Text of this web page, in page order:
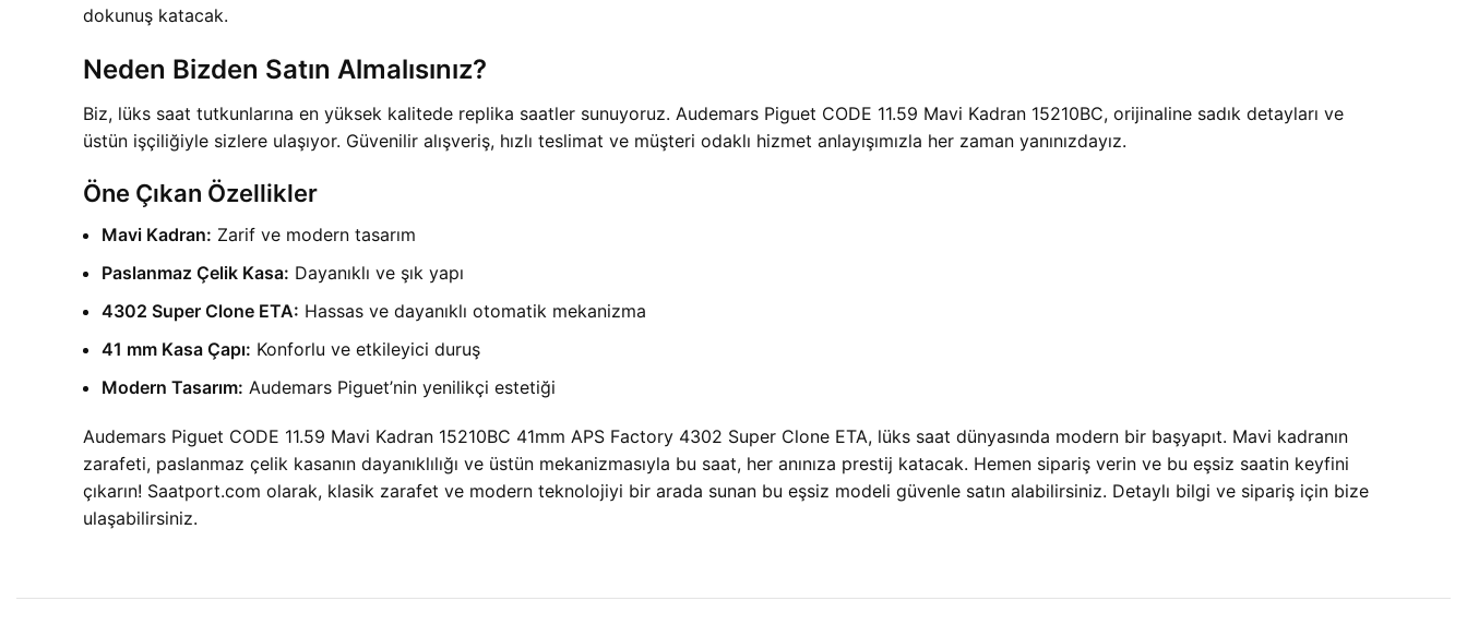
dokunuş katacak.
Neden Bizden Satın Almalısınız?
Biz, lüks saat tutkunlarına en yüksek kalitede replika saatler sunuyoruz. Audemars Piguet CODE 11.59 Mavi Kadran 15210BC, orijinaline sadık detayları ve
üstün işçiliğiyle sizlere ulaşıyor. Güvenilir alışveriş, hızlı teslimat ve müşteri odaklı hizmet anlayışımızla her zaman yanınızdayız.
Öne Çıkan Özellikler
Mavi Kadran: Zarif ve modern tasarım
Paslanmaz Çelik Kasa: Dayanıklı ve şık yapı
4302 Super Clone ETA: Hassas ve dayanıklı otomatik mekanizma
41 mm Kasa Çapı: Konforlu ve etkileyici duruş
Modern Tasarım: Audemars Piguet’nin yenilikçi estetiği
Audemars Piguet CODE 11.59 Mavi Kadran 15210BC 41mm APS Factory 4302 Super Clone ETA, lüks saat dünyasında modern bir başyapıt. Mavi kadranın
zarafeti, paslanmaz çelik kasanın dayanıklılığı ve üstün mekanizmasıyla bu saat, her anınıza prestij katacak. Hemen sipariş verin ve bu eşsiz saatin keyfini
çıkarın! Saatport.com olarak, klasik zarafet ve modern teknolojiyi bir arada sunan bu eşsiz modeli güvenle satın alabilirsiniz. Detaylı bilgi ve sipariş için bize
ulaşabilirsiniz.